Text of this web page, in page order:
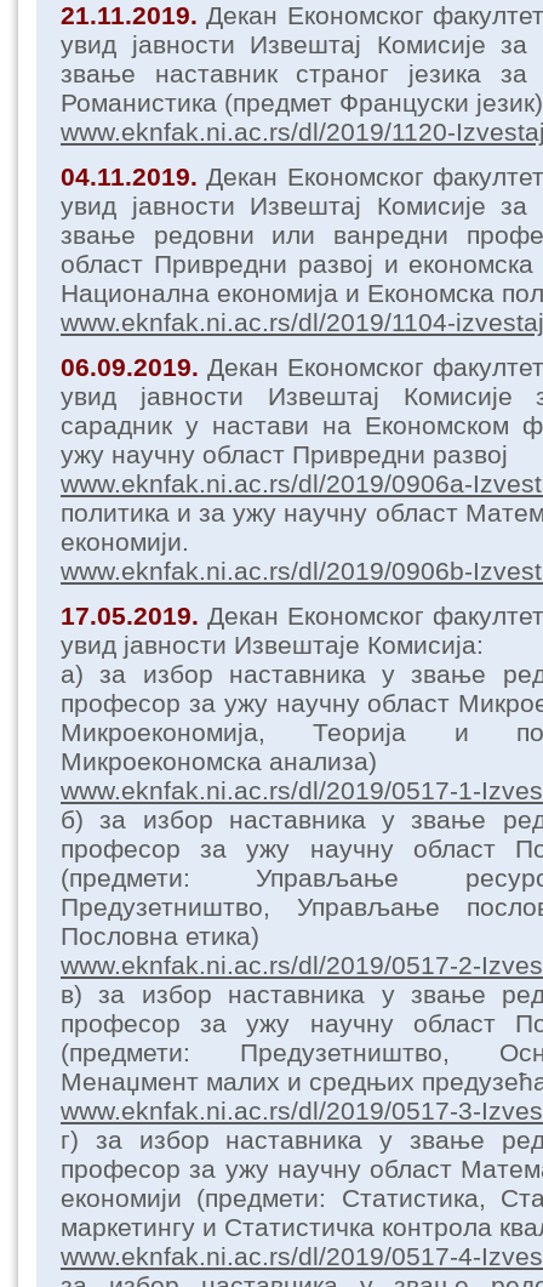
21.11.2019. Декан Економског
увид јавности Извештај Комисије
звање наставник страног језика
Романистика (предмет Француски
www.eknfak.ni.ac.rs/dl/2019/1120-
04.11.2019. Декан Економског
увид јавности Извештај Комисије
звање редовни или ванредни
област Привредни развој и
Национална економија и Економска
www.eknfak.ni.ac.rs/dl/2019/1104-
06.09.2019. Декан Економског
увид јавности Извештај
сарадник у настави на Економском
ужу научну област Привредни развој
www.eknfak.ni.ac.rs/dl/2019/0906а-
политика и за ужу научну област
економији.
www.eknfak.ni.ac.rs/dl/2019/0906b-
17.05.2019. Декан Економског
увид јавности Извештаје Комисија:
а) за избор наставника у звање
професор за ужу научну област
Микроекономија, Теорија и
Микроекономска анализа)
www.eknfak.ni.ac.rs/dl/2019/0517-1-
б) за избор наставника у звање
професор за ужу научну област
(предмети: Управљање
Предузетништво, Управљање
Пословна етика)
www.eknfak.ni.ac.rs/dl/2019/0517-2-
в) за избор наставника у звање
професор за ужу научну област
(предмети: Предузетништво,
Менаџмент малих и средњих
www.eknfak.ni.ac.rs/dl/2019/0517-3-
г) за избор наставника у звање
професор за ужу научну област
економији (предмети: Статистика,
маркетингу и Статистичка контрола
www.eknfak.ni.ac.rs/dl/2019/0517-4-